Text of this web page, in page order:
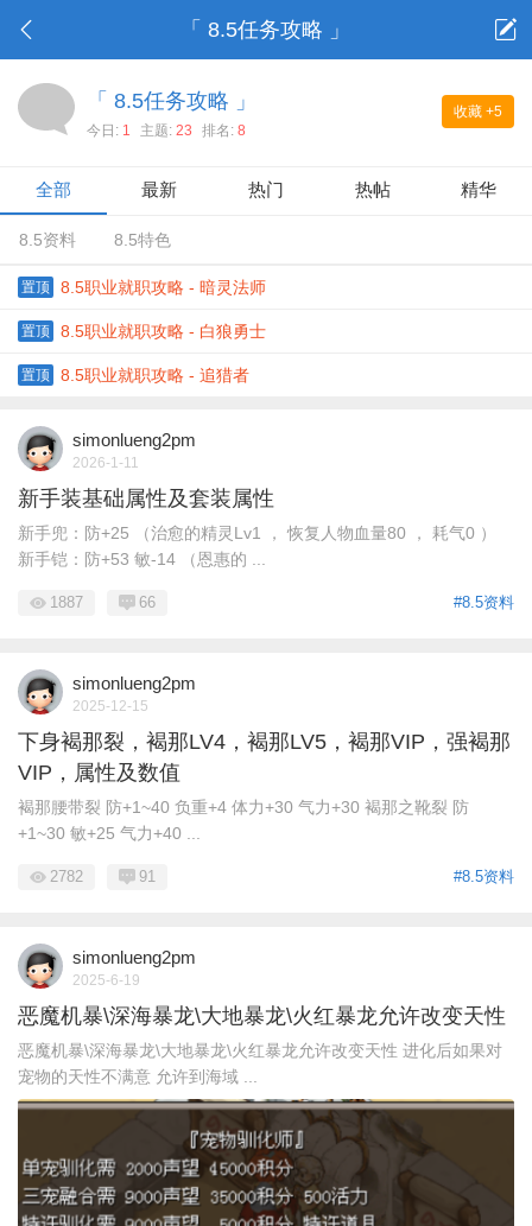
「 8.5任务攻略 」
收藏 +5
「 8.5任务攻略 」
今日: 1 主题: 23 排名: 8
全部 最新 热门 热帖 精华
8.5资料 8.5特色
置顶 8.5职业就职攻略 - 暗灵法师
置顶 8.5职业就职攻略 - 白狼勇士
置顶 8.5职业就职攻略 - 追猎者
simonlueng2pm
2026-1-11
新手装基础属性及套装属性
新手兜：防+25 （治愈的精灵Lv1 ， 恢复人物血量80 ， 耗气0 ）
新手铠：防+53 敏-14 （恩惠的 ...
#8.5资料
1887 66
simonlueng2pm
2025-12-15
下身褐那裂，褐那LV4，褐那LV5，褐那VIP，强褐那
VIP，属性及数值
褐那腰带裂 防+1~40 负重+4 体力+30 气力+30 褐那之靴裂 防
+1~30 敏+25 气力+40 ...
#8.5资料
2782 91
simonlueng2pm
2025-6-19
恶魔机暴\深海暴龙\大地暴龙\火红暴龙允许改变天性
恶魔机暴\深海暴龙\大地暴龙\火红暴龙允许改变天性 进化后如果对
宠物的天性不满意 允许到海域 ...